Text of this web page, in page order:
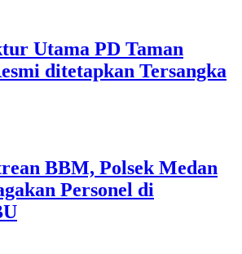
Utama PD Taman
ditetapkan Tersangka
BBM, Polsek Medan
Personel di